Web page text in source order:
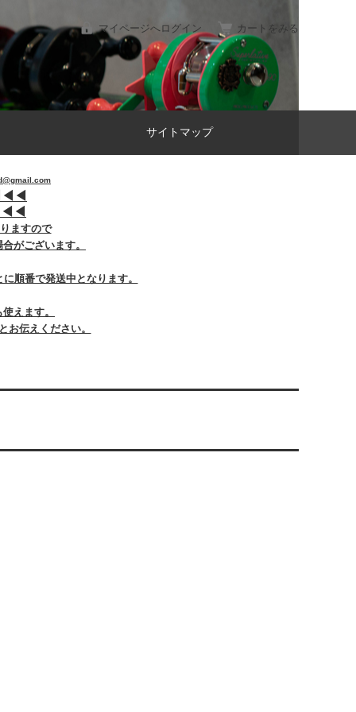
マイページへログイン カートをみる
サイトマップ
◀︎ ◀︎
◀︎ ◀︎
ますので
がございます。
順番で発送中となります。
えます。
お伝えください。